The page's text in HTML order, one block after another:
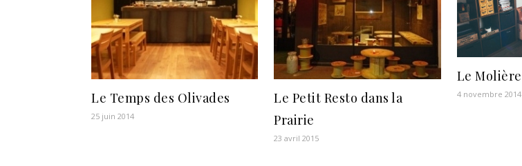
Le Temps des Olivades
25 juin 2014
Le Petit Resto dans la
Prairie
23 avril 2015
Le Molière
4 novembre 2014